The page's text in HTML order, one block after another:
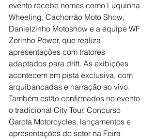
evento recebe nomes como Luquinha
Wheeling, Cachorrão Moto Show,
Danielzinho Motoshow e a equipe WF
Zerinho Power, que realiza
apresentações com tratores
adaptados para drift. As exibições
acontecem em pista exclusiva, com
arquibancadas e narração ao vivo.
Também estão confirmados no evento
o tradicional City Tour, Concurso
Garota Motorcycles, lançamentos e
apresentações do setor na Feira